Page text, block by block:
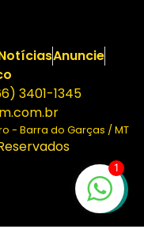
Anuncie
3401-1345
- Barra do Garças / MT
1